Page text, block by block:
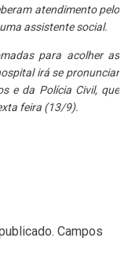
atendimento pelo
assistente social.
para acolher as
irá se pronunciar
e da Polícia Civil, que
feira (13/9).
Campos